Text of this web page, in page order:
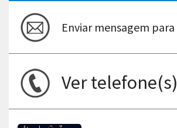
Enviar mensagem
Ver telefone(s)